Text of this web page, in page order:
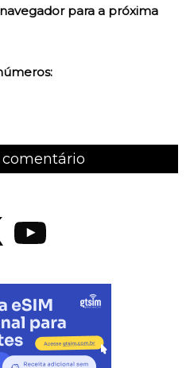
para a próxima
YouTube